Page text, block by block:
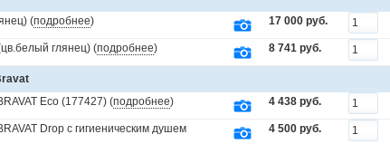
(подробнее) 17 000 руб.
глянец) (подробнее) 8 741 руб.
Eco (177427) (подробнее) 4 438 руб.
Drop с гигиеническим душем
4 500 руб.